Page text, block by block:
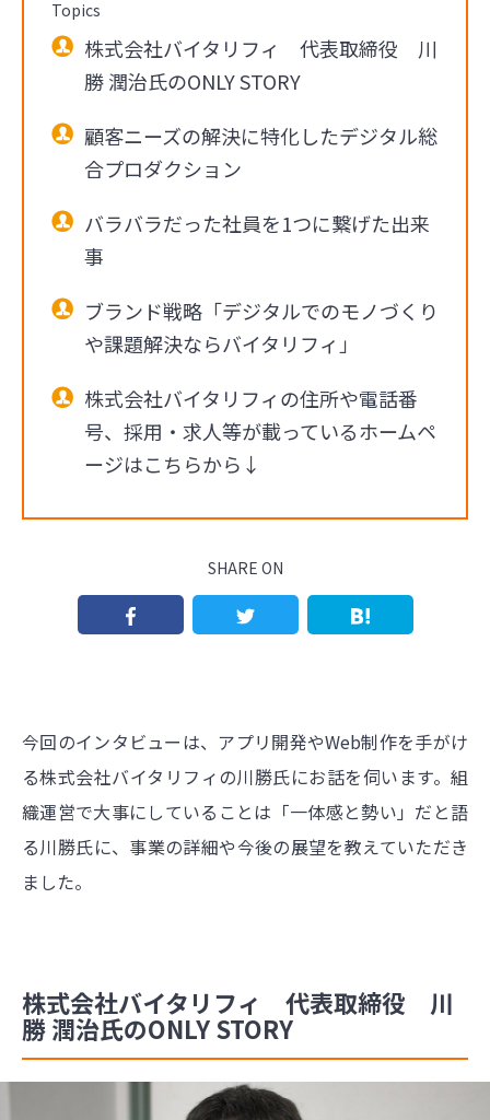
Topics
株式会社バイタリフィ 代表取締役 川
勝 潤治氏のONLY STORY
顧客ニーズの解決に特化したデジタル総
合プロダクション
バラバラだった社員を1つに繋げた出来
事
ブランド戦略「デジタルでのモノづくり
や課題解決ならバイタリフィ」
株式会社バイタリフィの住所や電話番
号、採用・求人等が載っているホームペ
ージはこちらから↓
SHARE ON
今回のインタビューは、アプリ開発やWeb制作を手がけ
る株式会社バイタリフィの川勝氏にお話を伺います。組
織運営で大事にしていることは「一体感と勢い」だと語
る川勝氏に、事業の詳細や今後の展望を教えていただき
ました。
株式会社バイタリフィ 代表取締役 川
勝 潤治氏のONLY STORY